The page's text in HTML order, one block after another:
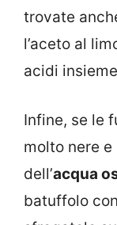
trovate
l’aceto al
acidi
Infine, se le
molto nere
dell’acqua
batuffolo